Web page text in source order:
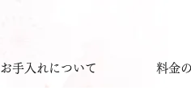
お手入れについて 料金